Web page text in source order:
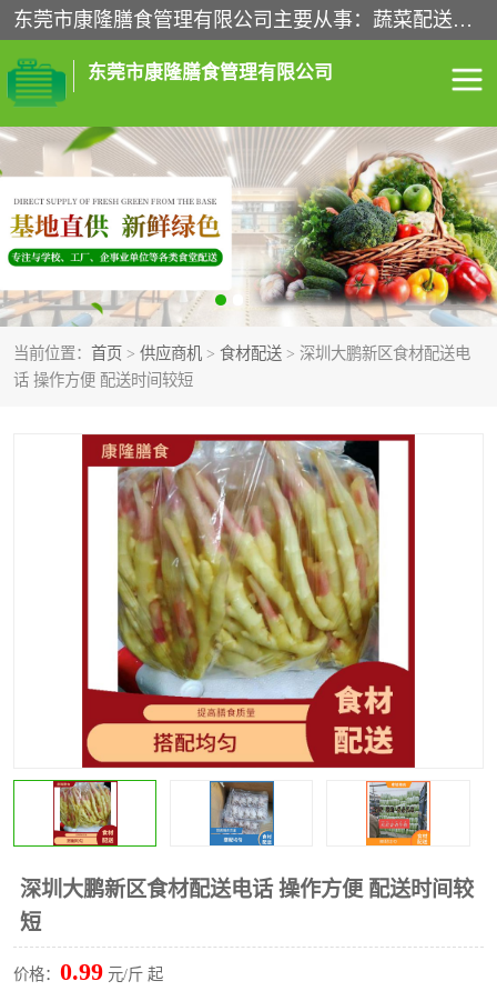
东莞市康隆膳食管理有限公司主要从事：蔬菜配送、食堂承包、企业工厂食堂承包、机关单位食堂承包、调味品配送、粮油配送、干货配送、副食配送、水果配送、海鲜配送等业务，东莞蔬菜配送电话，咨询在线客服。
东莞市康隆膳食管理有限公司
当前位置： 首页 > 供应商机 > 食材配送 > 深圳大鹏新区食材配送电
话 操作方便 配送时间较短
深圳大鹏新区食材配送电话 操作方便 配送时间较
短
价格： 0.99 元/斤 起
食堂承包 蔬菜配送
粮油配送 鲜肉配送
海鲜配送 食材配送
调料配送 企业工厂食堂承包
干货配送 副食配送